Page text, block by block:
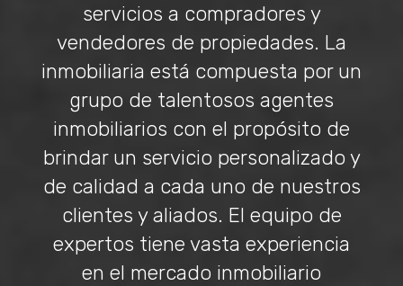
servicios a compradores y
vendedores de propiedades. La
inmobiliaria está compuesta por un
grupo de talentosos agentes
inmobiliarios con el propósito de
brindar un servicio personalizado y
de calidad a cada uno de nuestros
clientes y aliados. El equipo de
expertos tiene vasta experiencia
en el mercado inmobiliario